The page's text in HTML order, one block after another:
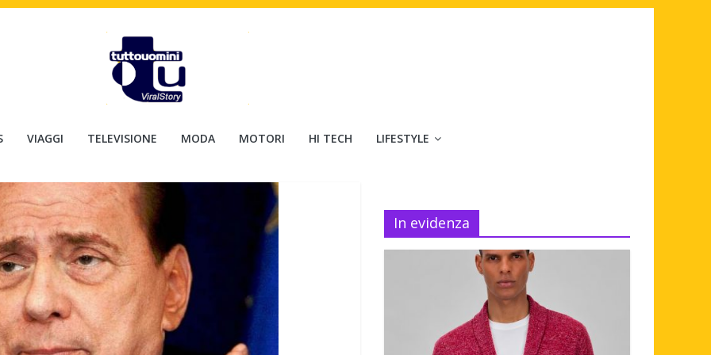
VIAGGI TELEVISIONE MODA MOTORI HI TECH LIFESTYLE
In evidenza